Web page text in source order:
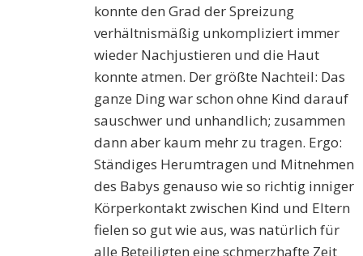
konnte den Grad der Spreizung
verhältnismäßig unkompliziert immer
wieder Nachjustieren und die Haut
konnte atmen. Der größte Nachteil: Das
ganze Ding war schon ohne Kind darauf
sauschwer und unhandlich; zusammen
dann aber kaum mehr zu tragen. Ergo:
Ständiges Herumtragen und Mitnehmen
des Babys genauso wie so richtig inniger
Körperkontakt zwischen Kind und Eltern
fielen so gut wie aus, was natürlich für
alle Beteiligten eine schmerzhafte Zeit